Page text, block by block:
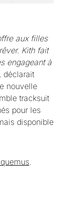
aux filles
Kith fait
engageant à
, déclarait
nouvelle
tracksuit
pour les
disponible
.